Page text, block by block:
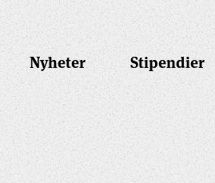
Nyheter Stipendier